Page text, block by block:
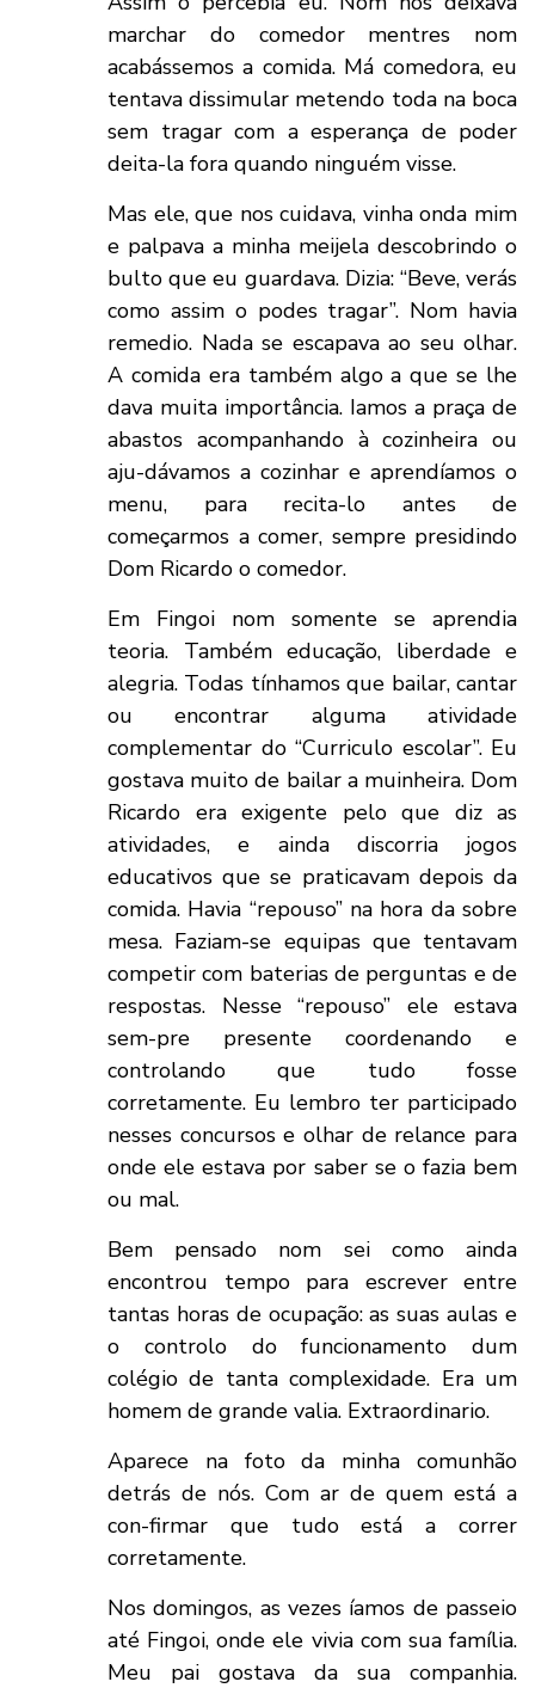
marchar do comedor mentres nom
acabássemos a comida. Má comedora, eu
tentava dissimular metendo toda na boca
sem tragar com a esperança de poder
deita-la fora quando ninguém visse.
Mas ele, que nos cuidava, vinha onda mim
e palpava a minha meijela descobrindo o
bulto que eu guardava. Dizia: “Beve, verás
como assim o podes tragar”. Nom havia
remedio. Nada se escapava ao seu olhar.
A comida era também algo a que se lhe
dava muita importância. Iamos a praça de
abastos acompanhando à cozinheira ou
aju-dávamos a cozinhar e aprendíamos o
menu, para recita-lo antes de
começarmos a comer, sempre presidindo
Dom Ricardo o comedor.
Em Fingoi nom somente se aprendia
teoria. Também educação, liberdade e
alegria. Todas tínhamos que bailar, cantar
ou encontrar alguma atividade
complementar do “Curriculo escolar”. Eu
gostava muito de bailar a muinheira. Dom
Ricardo era exigente pelo que diz as
atividades, e ainda discorria jogos
educativos que se praticavam depois da
comida. Havia “repouso” na hora da sobre
mesa. Faziam-se equipas que tentavam
competir com baterias de perguntas e de
respostas. Nesse “repouso” ele estava
sem-pre presente coordenando e
controlando que tudo fosse
corretamente. Eu lembro ter participado
nesses concursos e olhar de relance para
onde ele estava por saber se o fazia bem
ou mal.
Bem pensado nom sei como ainda
encontrou tempo para escrever entre
tantas horas de ocupação: as suas aulas e
o controlo do funcionamento dum
colégio de tanta complexidade. Era um
homem de grande valia. Extraordinario.
Aparece na foto da minha comunhão
detrás de nós. Com ar de quem está a
con-firmar que tudo está a correr
corretamente.
Nos domingos, as vezes íamos de passeio
até Fingoi, onde ele vivia com sua família.
Meu pai gostava da sua companhia.